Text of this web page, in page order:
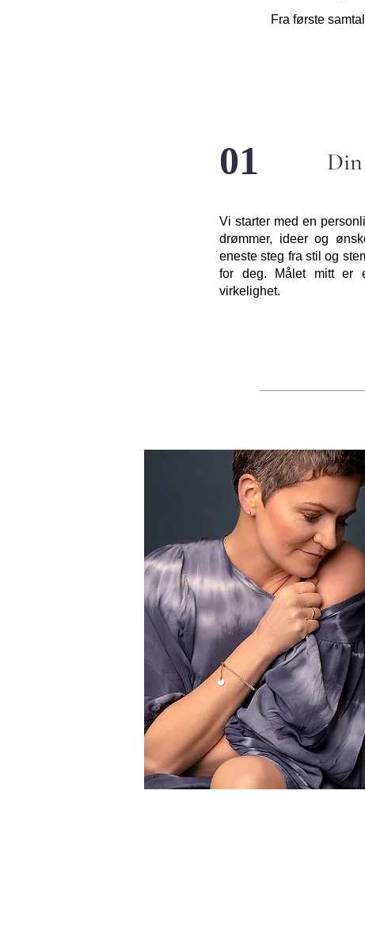
Fra første
01 Din
Vi starter med en
drømmer, ideer og
eneste steg fra stil og
for deg. Målet mitt er
virkelighet.